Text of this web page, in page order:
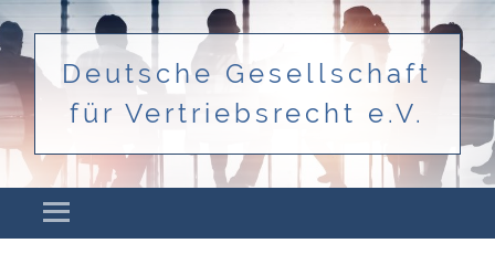
Deutsche Gesellschaft
für Vertriebsrecht e.V.